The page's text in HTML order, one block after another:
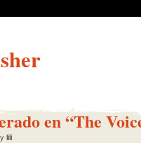
en “The
lili